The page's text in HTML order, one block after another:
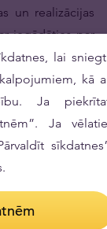
un realizācijas
iegādāties par
vietas filiālē. Ja
+371 6720
lai
kā
Ja
Ja